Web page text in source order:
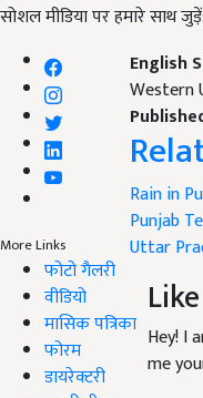
सोशल मीडिया पर हमारे साथ जुड़ें:
More Links
फोटो गैलरी
वीडियो
मासिक पत्रिका
फोरम
डायरेक्टरी
English
Western
Rain in
Punjab
Uttar
Hey! I
me